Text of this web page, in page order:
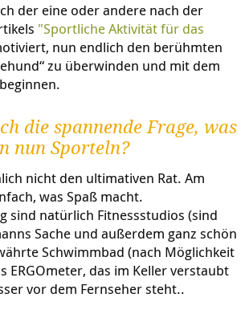
der eine oder andere nach der
"Sportliche Aktivität für das
nun endlich den berühmten
zu überwinden und mit dem
die spannende Frage, was
nun Sporteln?
nicht den ultimativen Rat. Am
was Spaß macht.
sind natürlich Fitnessstudios (sind
Sache und außerdem ganz schön
Schwimmbad (nach Möglichkeit
ERGOmeter, das im Keller verstaubt
vor dem Fernseher steht..